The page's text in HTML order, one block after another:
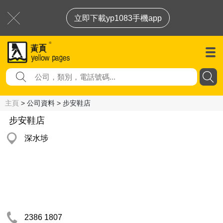
立即下載yp1083手機app
主頁 > 公司資料 > 步安鞋店
步安鞋店
深水埗
2386 1807